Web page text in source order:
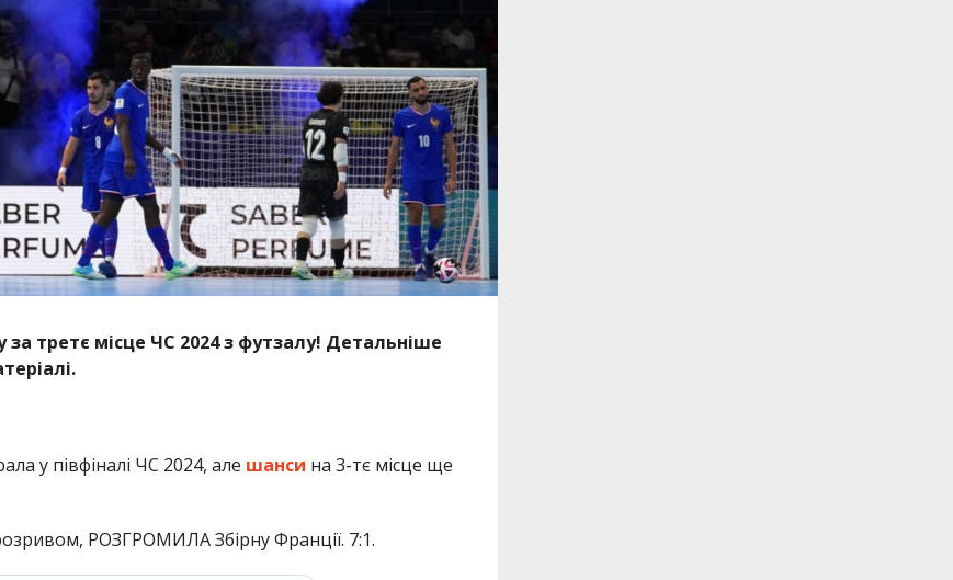
третє місце ЧС 2024 з футзалу! Детальніше
у півфіналі ЧС 2024, але шанси на 3-тє місце ще
РОЗГРОМИЛА Збірну Франції. 7:1.